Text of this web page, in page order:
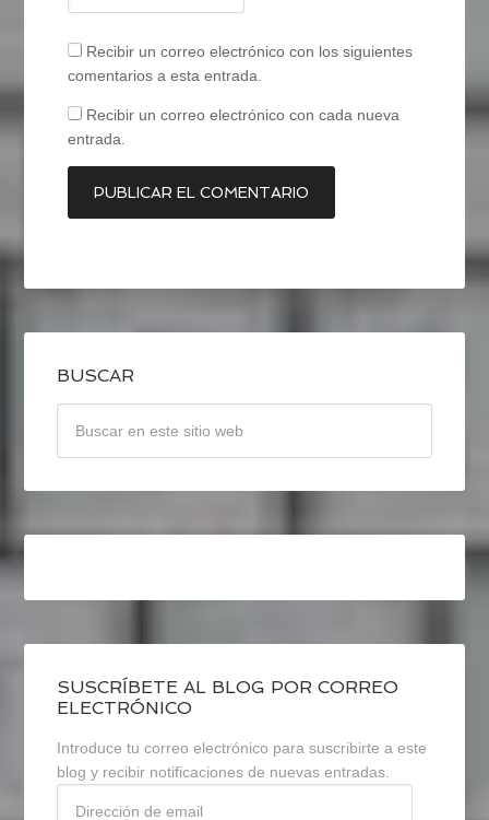
Recibir un correo electrónico con los siguientes
comentarios a esta entrada.
Recibir un correo electrónico con cada nueva
entrada.
BUSCAR
SUSCRÍBETE AL BLOG POR CORREO
ELECTRÓNICO
Introduce tu correo electrónico para suscribirte a este
blog y recibir notificaciones de nuevas entradas.